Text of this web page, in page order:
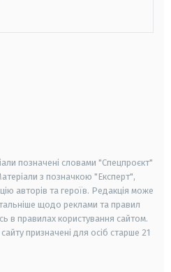
позначені словами "Спецпроєкт"
з позначкою "Експерт",
авторів та героїв. Редакція може
щодо реклами та правил
в правилах користування сайтом.
призначені для осіб старше 21